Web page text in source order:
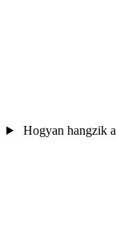
Hogyan hangzik